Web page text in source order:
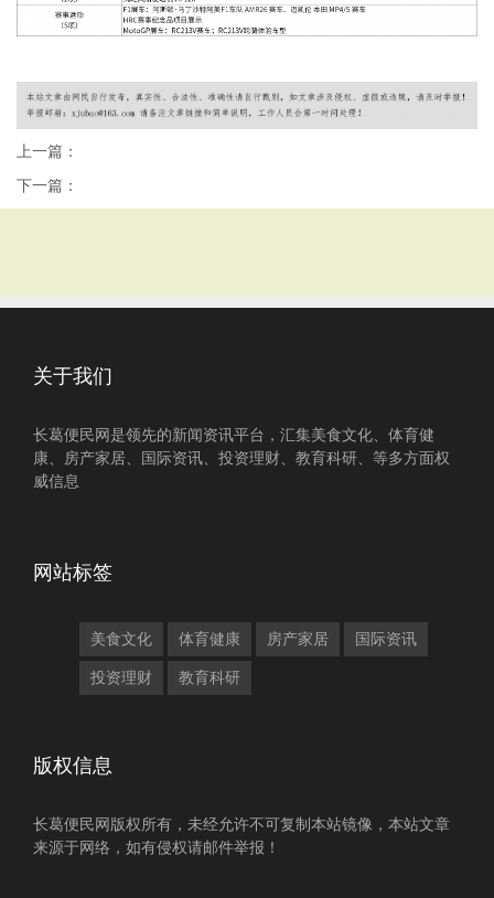
上一篇：
下一篇：
关于我们
长葛便民网是领先的新闻资讯平台，汇集美食文化、体育健
康、房产家居、国际资讯、投资理财、教育科研、等多方面权
威信息
网站标签
美食文化 体育健康 房产家居 国际资讯
投资理财 教育科研
版权信息
长葛便民网版权所有，未经允许不可复制本站镜像，本站文章
来源于网络，如有侵权请邮件举报！